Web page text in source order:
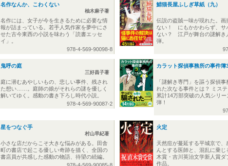
名作なんか、こわくない
柚木麻子著
名作には、女子が今を生きるために必要な情
報が詰まっている。若手人気作家を夢中にさ
せた古今東西の小説を味わう「読書エッセ
イ」。
978-4-569-90098-8
鯖猫長屋ふしぎ草紙（九）
伝説の盗賊一味が現れた。画
ない！ にもかかわらず、サ
ない？ 江戸が舞台の謎解き
弾。
鬼呼の庭
三好昌子著
庭に潜むあやしいもの、悲しい事件、残され
た想い……。庭師の娘がそれらの謎を優しく
解いてゆく。感動の書き下ろし時代小説。
978-4-569-90087-2
カラット探偵事務所の事件簿
「謎解き専門」を謳う探偵事
れた次なる事件とは？ ミス
累計14万部突破の人気シリ
弾！
星をつなぐ手
村山早紀著
小さな店だからこそ大きな悩みがある。田舎
町の書店で起こる優しい奇跡を描く、全国の
書店員が共感した感動の物語、待望の続編。
火定
天然痘が蔓延する平城京で、
んとする医師と、混乱に乗
木賞・吉川英治文学新人賞ダ
作品。